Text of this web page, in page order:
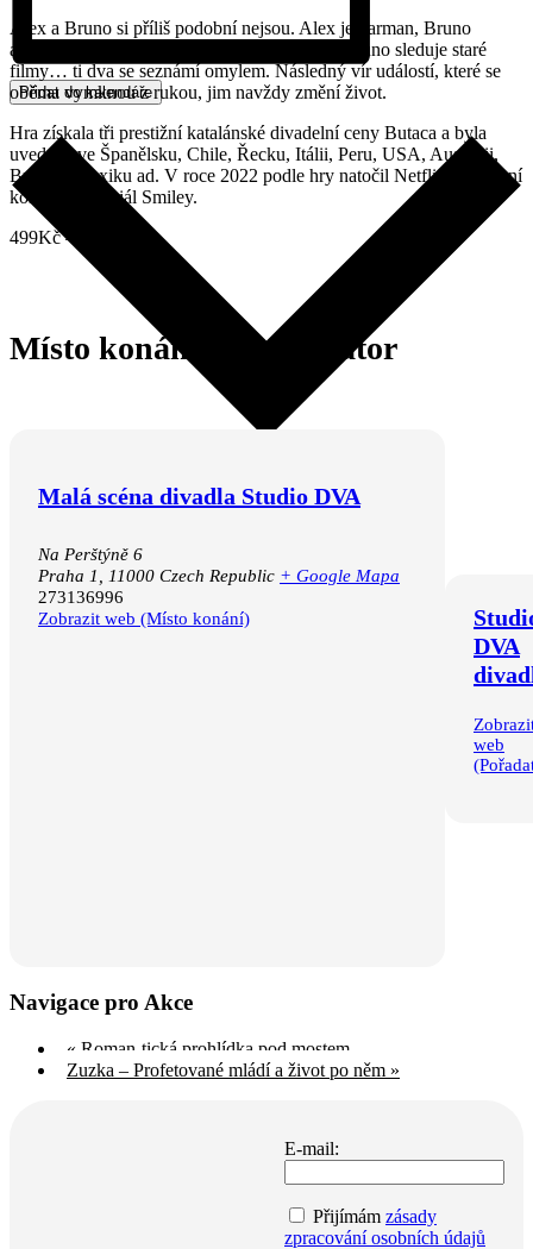
Přidat do kalendáře
Kalendář Google
Outlook Live
Alex a Bruno si příliš podobní nejsou. Alex je barman, Bruno
architekt. Alex chodí do dvou fitek, zatímco Bruno sleduje staré
filmy… ti dva se seznámí omylem. Následný vír událostí, které se
oběma vymknou z rukou, jim navždy změní život.
Hra získala tři prestižní katalánské divadelní ceny Butaca a byla
uvedena ve Španělsku, Chile, Řecku, Itálii, Peru, USA, Austrálii,
Brazílii, Mexiku ad. V roce 2022 podle hry natočil Netflix populární
komediální seriál Smiley.
499Kč – 1500Kč
Místo konání a organizátor
Malá scéna divadla Studio DVA
Na Perštýně 6
Praha 1, 11000 Czech Republic + Google Mapa
273136996
Zobrazit web (Místo konání)
DVA
web
Navigace pro Akce
« Roman-tická prohlídka pod mostem
Zuzka – Profetované mládí a život po něm »
E-mail:
Přijímám zásady
zpracování osobních údajů